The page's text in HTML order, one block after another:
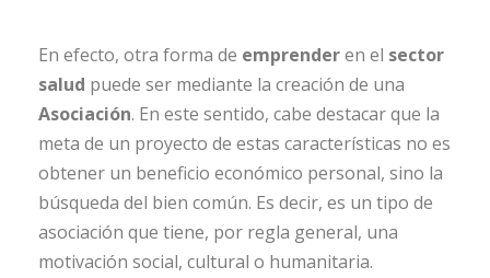
En efecto, otra forma de emprenderen el sector
salud puede ser mediante la creación de una
Asociación. En este sentido, cabe destacar que la
meta de un proyecto de estas características no es
obtener un beneficio económico personal, sino la
búsqueda del bien común. Es decir, es un tipo de
asociación que tiene, por regla general, una
motivación social, cultural o humanitaria.